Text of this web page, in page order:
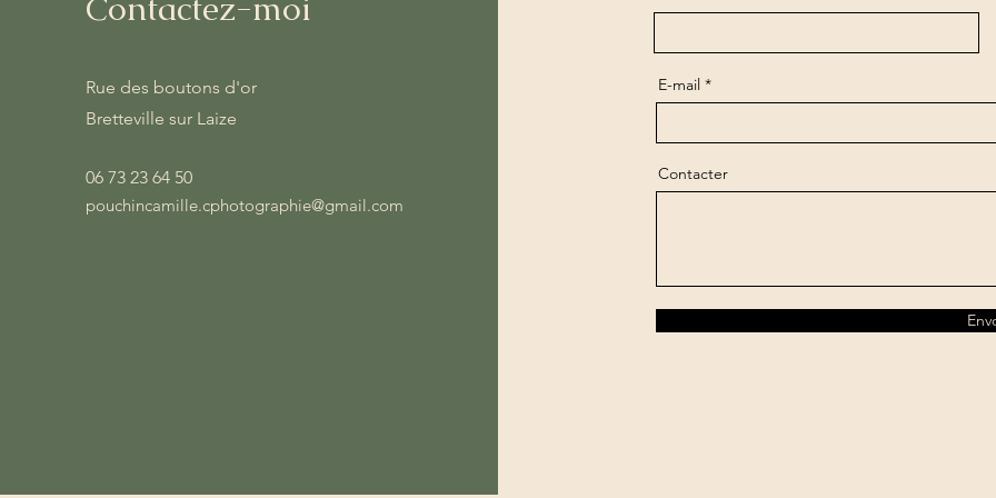
Rue des boutons d'or
Bretteville sur Laize
06 73 23 64 50
pouchincamille.cphotographie@gmail.com
E-mail
Contacter